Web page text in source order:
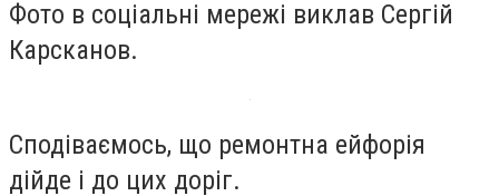
Фото в соціальні мережі виклав Сергій
Карсканов.
Сподіваємось, що ремонтна ейфорія
дійде і до цих доріг.